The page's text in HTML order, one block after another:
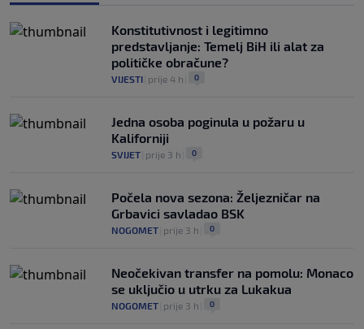
Konstitutivnost i legitimno
predstavljanje: Temelj BiH ili alat za
političke obračune?
VIJESTI prije 4 h 0
Jedna osoba poginula u požaru u
Kaliforniji
SVIJET prije 3 h 0
Počela nova sezona: Željezničar na
Grbavici savladao BSK
NOGOMET prije 3 h 0
Neočekivan transfer na pomolu: Monaco
se uključio u utrku za Lukakua
NOGOMET prije 3 h 0